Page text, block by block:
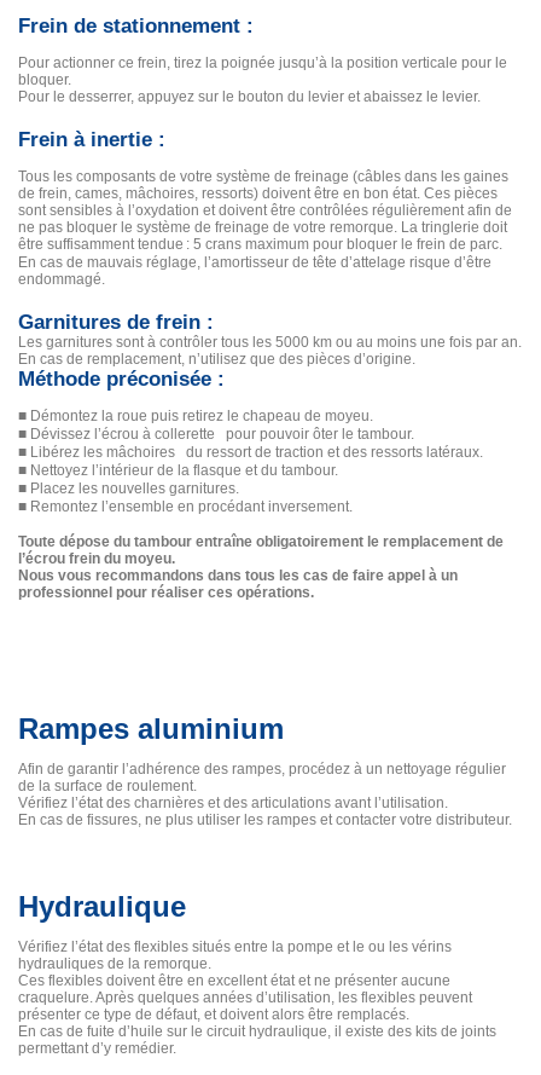
Frein de stationnement :
Pour actionner ce frein, tirez la poignée jusqu’à la position verticale pour le
bloquer.
Pour le desserrer, appuyez sur le bouton du levier et abaissez le levier.
Frein à inertie :
Tous les composants de votre système de freinage (câbles dans les gaines
de frein, cames, mâchoires, ressorts) doivent être en bon état. Ces pièces
sont sensibles à l’oxydation et doivent être contrôlées régulièrement afin de
ne pas bloquer le système de freinage de votre remorque. La tringlerie doit
être suffisamment tendue : 5 crans maximum pour bloquer le frein de parc.
En cas de mauvais réglage, l’amortisseur de tête d’attelage risque d’être
endommagé.
Garnitures de frein :
Les garnitures sont à contrôler tous les 5000 km ou au moins une fois par an.
En cas de remplacement, n’utilisez que des pièces d’origine.
Méthode préconisée :
■ Démontez la roue puis retirez le chapeau de moyeu.
■ Dévissez l’écrou à collerette pour pouvoir ôter le tambour.
■ Libérez les mâchoires du ressort de traction et des ressorts latéraux.
■ Nettoyez l’intérieur de la flasque et du tambour.
■ Placez les nouvelles garnitures.
■ Remontez l’ensemble en procédant inversement.
Toute dépose du tambour entraîne obligatoirement le remplacement de
l’écrou frein du moyeu.
Nous vous recommandons dans tous les cas de faire appel à un
professionnel pour réaliser ces opérations.
Rampes aluminium
Afin de garantir l’adhérence des rampes, procédez à un nettoyage régulier
de la surface de roulement.
Vérifiez l’état des charnières et des articulations avant l’utilisation.
En cas de fissures, ne plus utiliser les rampes et contacter votre distributeur.
Hydraulique
Vérifiez l’état des flexibles situés entre la pompe et le ou les vérins
hydrauliques de la remorque.
Ces flexibles doivent être en excellent état et ne présenter aucune
craquelure. Après quelques années d’utilisation, les flexibles peuvent
présenter ce type de défaut, et doivent alors être remplacés.
En cas de fuite d’huile sur le circuit hydraulique, il existe des kits de joints
permettant d’y remédier.